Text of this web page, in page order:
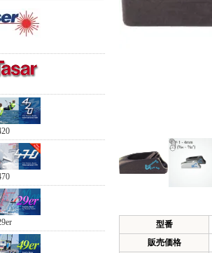
型番
販売価格